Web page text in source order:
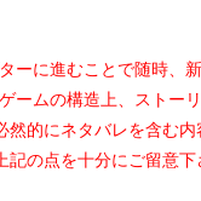
ーに進むことで随時、
ームの構造上、ストー
然的にネタバレを含む
の点を十分にご留意下